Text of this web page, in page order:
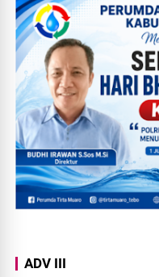
ADV III